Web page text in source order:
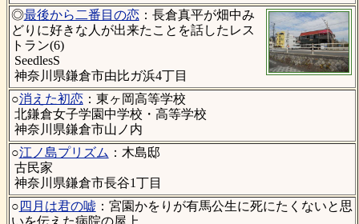
◎最後から二番目の恋：長倉真平が畑中み
どりに好きな人が出来たことを話したレス
トラン(6)
SeedlesS
神奈川県鎌倉市由比ガ浜4丁目
○消えた初恋：東ヶ岡高等学校
北鎌倉女子学園中学校・高等学校
神奈川県鎌倉市山ノ内
○江ノ島プリズム ：木島邸
古民家
神奈川県鎌倉市長谷1丁目
○ 四月は君の嘘 ：宮園かをりが有馬公生に死にたくないと思